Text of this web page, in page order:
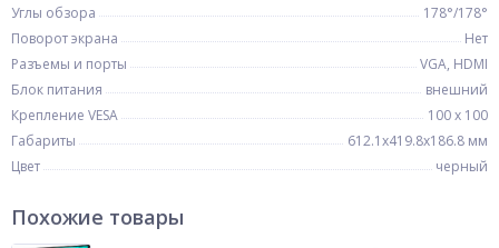
Углы обзора
178°/178°
Поворот экрана
Нет
Разъемы и порты
VGA, HDMI
Блок питания
внешний
Крепление VESA
100 x 100
Габариты
612.1x419.8x186.8 мм
Цвет
черный
Похожие товары